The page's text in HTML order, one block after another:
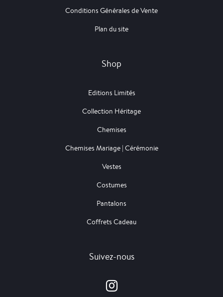
Conditions Générales de Vente
Plan du site
Shop
Editions Limités
Collection Héritage
Chemises
Chemises Mariage | Cérémonie
Vestes
Costumes
Pantalons
Coffrets Cadeau
Suivez-nous